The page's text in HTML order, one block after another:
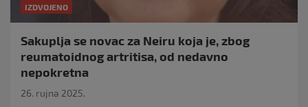
IZDVOJENO
Sakuplja se novac za Neiru koja je, zbog
reumatoidnog artritisa, od nedavno
nepokretna
26. rujna 2025.